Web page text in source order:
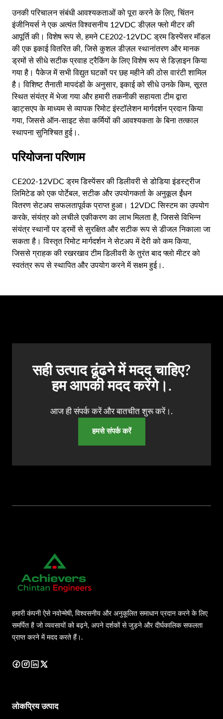
उनकी परिचालन संबंधी आवश्यकताओं को पूरा करने के लिए, चिंतन
इंजीनियर्स ने एक अत्यंत विश्वसनीय 12VDC डीज़ल फ्लो मीटर की
आपूर्ति की। विशेष रूप से, हमने CE202-12VDC ड्रम डिस्पेंसर मॉडल
की एक इकाई वितरित की, जिसे कुशल डीज़ल स्थानांतरण और मानक
ड्रमों से सीधे सटीक प्रवाह ट्रैकिंग के लिए विशेष रूप से डिज़ाइन किया
गया है। पैकेज में सभी विद्युत घटकों पर छह महीने की ठोस वारंटी शामिल
है। विशिष्ट तैनाती मापदंडों के अनुसार, इकाई को सीधे उनके किम, सूरत
स्थित संयंत्र में भेजा गया और हमारी तकनीकी सहायता टीम द्वारा
व्हाट्सएप के माध्यम से व्यापक रिमोट इंस्टॉलेशन मार्गदर्शन प्रदान किया
गया, जिससे ऑन-साइट सेवा कर्मियों की आवश्यकता के बिना तत्काल
स्थापना सुनिश्चित हुई।.
परियोजना परिणाम
CE202-12VDC ड्रम डिस्पेंसर की डिलीवरी से डोडिया इंडस्ट्रीज
लिमिटेड को एक पोर्टेबल, सटीक और उपयोगकर्ता के अनुकूल ईंधन
वितरण सेटअप सफलतापूर्वक प्राप्त हुआ। 12VDC सिस्टम का उपयोग
करके, संयंत्र को लचीले एकीकरण का लाभ मिलता है, जिससे विभिन्न
संयंत्र स्थानों पर ड्रमों से सुरक्षित और सटीक रूप से डीजल निकाला जा
सकता है। विस्तृत रिमोट मार्गदर्शन ने सेटअप में देरी को कम किया,
जिससे ग्राहक की रखरखाव टीम डिलीवरी के तुरंत बाद फ्लो मीटर को
स्वतंत्र रूप से स्थापित और उपयोग करने में सक्षम हुई।.
सही उत्पाद ढूंढने में मदद चाहिए?
हम आपकी मदद करेंगे।.
आज ही संपर्क करें और बातचीत शुरू करें।.
हमसे संपर्क करें
हमारी कंपनी ऐसे नवोन्मेषी, विश्वसनीय और अनुकूलित समाधान प्रदान करने के लिए
समर्पित है जो व्यवसायों को बढ़ने, अपने दर्शकों से जुड़ने और दीर्घकालिक सफलता
प्राप्त करने में मदद करते हैं।.
लोकप्रिय उत्पाद